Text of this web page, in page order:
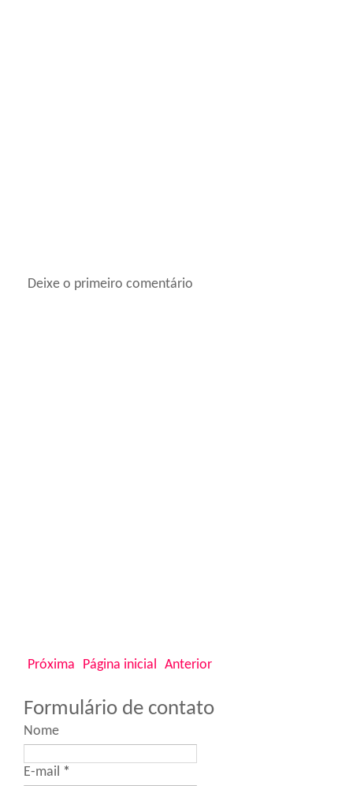
Deixe o primeiro comentário
Próxima Anterior
Página inicial
Formulário de contato
Nome
E-mail *